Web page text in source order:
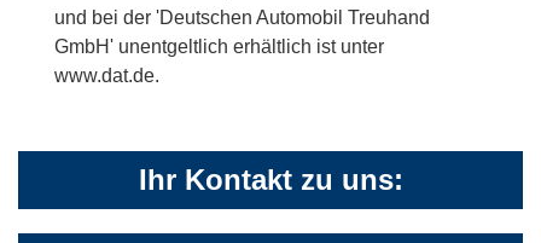
und bei der 'Deutschen Automobil Treuhand
GmbH' unentgeltlich erhältlich ist unter
www.dat.de.
Ihr Kontakt zu uns: